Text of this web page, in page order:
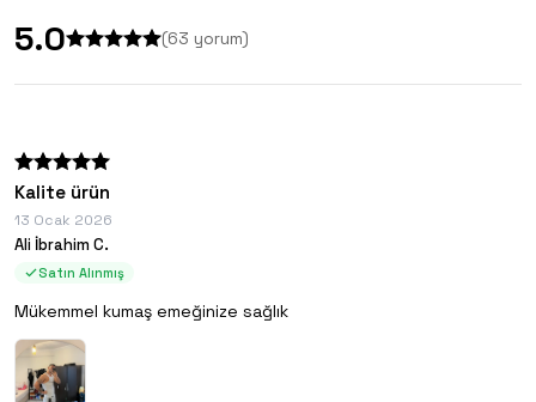
5.0 (63 yorum)
Kalite ürün
13 Ocak 2026
Ali İbrahim C.
Satın Alınmış
Mükemmel kumaş emeğinize sağlık